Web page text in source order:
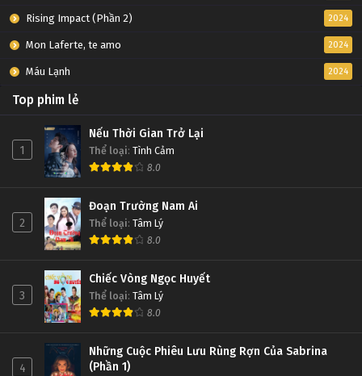
Rising Impact (Phần 2) 2024
Mon Laferte, te amo 2024
Máu Lạnh 2024
Top phim lẻ
1
Nếu Thời Gian Trở Lại
Thể loại: Tình Cảm
8.0
2
Đoạn Trường Nam Ai
Thể loại: Tâm Lý
8.0
3
Chiếc Vòng Ngọc Huyết
Thể loại: Tâm Lý
8.0
4
Những Cuộc Phiêu Lưu Rùng Rợn Của Sabrina
(Phần 1)